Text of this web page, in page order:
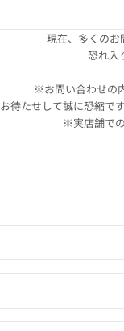
現在、多くのお
恐れ入
※お問い合わせの
お待たせして誠に恐縮で
※実店舗で